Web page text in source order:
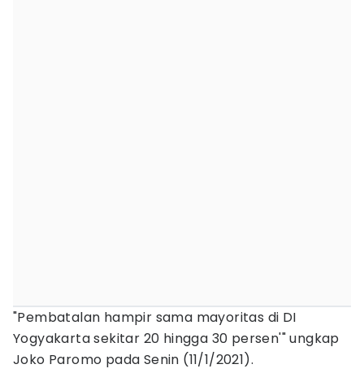
"Pembatalan hampir sama mayoritas di DI
Yogyakarta sekitar 20 hingga 30 persen'" ungkap
Joko Paromo pada Senin (11/1/2021).